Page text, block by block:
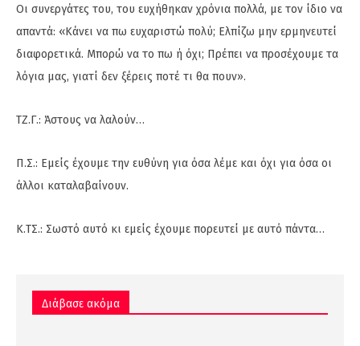
Οι συνεργάτες του, του ευχήθηκαν χρόνια πολλά, με τον ίδιο να
απαντά: «Κάνει να πω ευχαριστώ πολύ; Ελπίζω μην ερμηνευτεί
διαφορετικά. Μπορώ να το πω ή όχι; Πρέπει να προσέχουμε τα
λόγια μας, γιατί δεν ξέρεις ποτέ τι θα πουν».
ΤΖ.Γ.: Άστους να λαλούν…
Π.Σ.: Εμείς έχουμε την ευθύνη για όσα λέμε και όχι για όσα οι
άλλοι καταλαβαίνουν.
Κ.ΤΣ.: Σωστό αυτό κι εμείς έχουμε πορευτεί με αυτό πάντα…
Διάβασε ακόμα